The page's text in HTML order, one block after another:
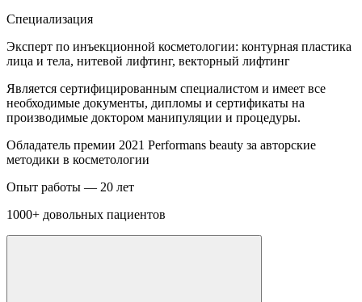
Специализация
Эксперт по инъекционной косметологии: контурная пластика
лица и тела, нитевой лифтинг, векторный лифтинг
Является сертифицированным специалистом и имеет все
необходимые документы, дипломы и сертификаты на
производимые доктором манипуляции и процедуры.
Обладатель премии 2021 Performans beauty за авторские
методики в косметологии
Опыт работы — 20 лет
1000+ довольных пациентов